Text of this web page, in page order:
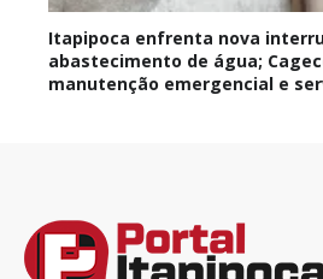
Itapipoca enfrenta nova
abastecimento de água;
manutenção emergencial e